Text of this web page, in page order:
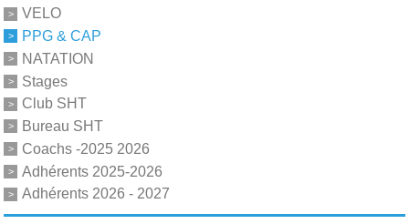
VELO
PPG & CAP
NATATION
Stages
Club SHT
Bureau SHT
Coachs -2025 2026
Adhérents 2025-2026
Adhérents 2026 - 2027